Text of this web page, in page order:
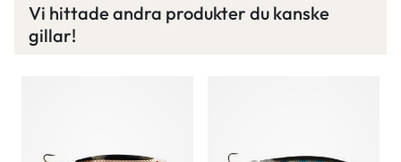
Vi hittade andra produkter du kanske
gillar!